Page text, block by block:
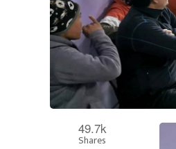
49.7k
Shares